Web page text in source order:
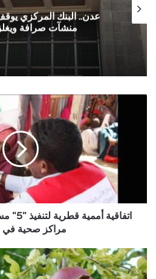
عدن.. البنك المركزي
منشآت صرافة
مستشفيات
و
في
الضالع
مراكز صحية في
السلطات
السعودية